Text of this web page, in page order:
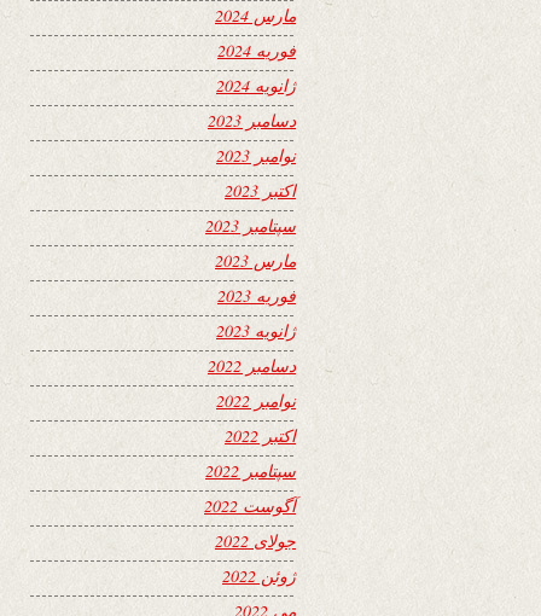
مارس 2024
فوریه 2024
ژانویه 2024
دسامبر 2023
نوامبر 2023
اکتبر 2023
سپتامبر 2023
مارس 2023
فوریه 2023
ژانویه 2023
دسامبر 2022
نوامبر 2022
اکتبر 2022
سپتامبر 2022
آگوست 2022
جولای 2022
ژوئن 2022
می 2022